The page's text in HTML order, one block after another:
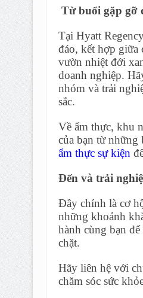
Từ buổi gặp gỡ
Tại Hyatt
đáo, kết hợp giữa
vườn nhiệt đới
doanh nghiệp.
nhóm và trải
sắc.
Về ẩm thực, khu
của bạn từ những
ẩm thực sự kiện
Đến và trải
Đây chính là cơ
những khoảnh
hành cùng bạn
chặt.
Hãy liên hệ với
chăm sóc sức